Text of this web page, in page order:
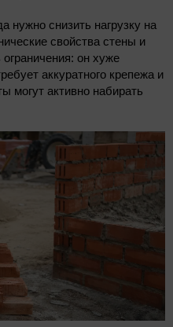
нужно снизить нагрузку на
свойства стены и
ограничения: он хуже
аккуратного крепежа и
могут активно набирать